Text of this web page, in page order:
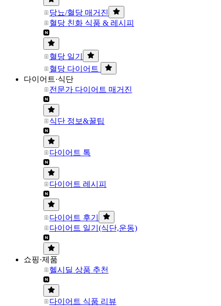
당뇨/혈당 매거진
혈당 친화 식품 & 레시피
혈당 일기
혈당 다이어트
다이어트·식단
전문가 다이어트 매거진
식단 정보&꿀팁
다이어트 톡
다이어트 레시피
다이어트 후기
다이어트 일기(식단,운동)
쇼핑·제품
헬시딜 상품 추천
다이어트 식품 리뷰